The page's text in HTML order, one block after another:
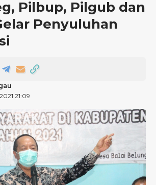
Pilbup, Pilgub dan
Penyuluhan
21:09